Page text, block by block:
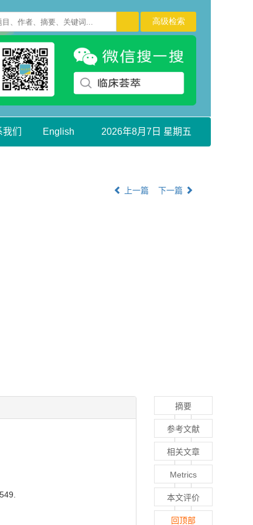
们 English 2026年8月7日 星期五
上一篇 下一篇
摘要
参考文献
相关文章
Metrics
本文评价
回顶部